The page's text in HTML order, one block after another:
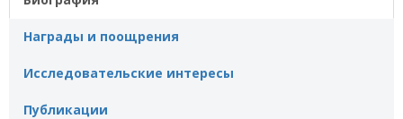
Награды и поощрения
Исследовательские интересы
Публикации